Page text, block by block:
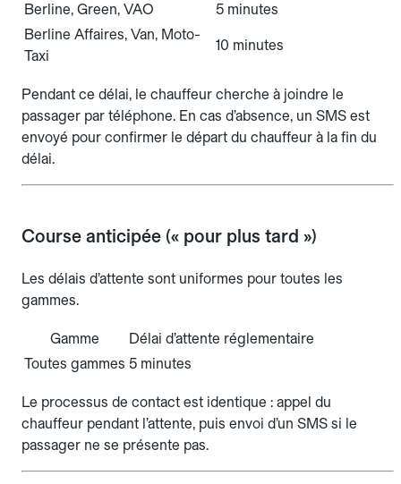
Berline, Green, VAO
5 minutes
Berline Affaires, Van, Moto-
Taxi
10 minutes
Pendant ce délai, le chauffeur cherche à joindre le
passager par téléphone. En cas d’absence, un SMS est
envoyé pour confirmer le départ du chauffeur à la fin du
délai.
Course anticipée (« pour plus tard »)
Les délais d’attente sont uniformes pour toutes les
gammes.
Gamme
Délai d’attente réglementaire
Toutes gammes 5 minutes
Le processus de contact est identique : appel du
chauffeur pendant l’attente, puis envoi d’un SMS si le
passager ne se présente pas.